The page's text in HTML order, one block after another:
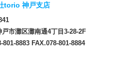
torio 神戸支店
戸市灘区灘南通4丁目3-28-2F
801-8883 FAX.078-801-8884